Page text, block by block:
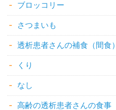
ブロッコリー
さつまいも
透析患者さんの補食（間食）
くり
なし
高齢の透析患者さんの食事